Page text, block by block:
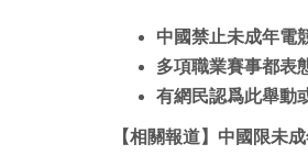
中國禁止未成年電
多項職業賽事都表
有網民認爲此舉動
【相關報道】中國限未